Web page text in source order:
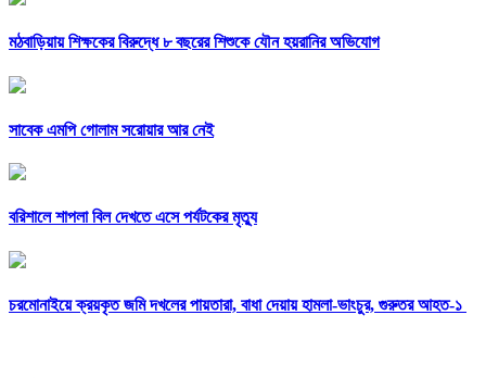
মঠবাড়িয়ায় শিক্ষকের বিরুদ্ধে ৮ বছরের শিশুকে যৌন হয়রানির অভিযোগ
সাবেক এমপি গোলাম সরোয়ার আর নেই
বরিশালে শাপলা বিল দেখতে এসে পর্যটকের মৃত্যু
চরমোনাইয়ে ক্রয়কৃত জমি দখলের পায়তারা, বাধা দেয়ায় হামলা-ভাংচুর, গুরুতর আহত-১